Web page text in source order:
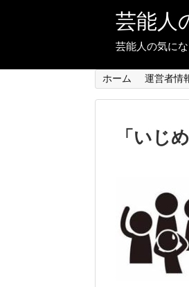
芸能人
芸能人の気に
ホーム 運営者情
「 いじめ